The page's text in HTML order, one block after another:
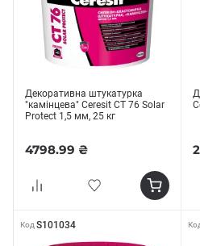
Декоративна штукатурка
"камінцева" Ceresit СТ 76 Solar
Protect 1,5 мм, 25 кг
4798.99 ₴
КодS101034